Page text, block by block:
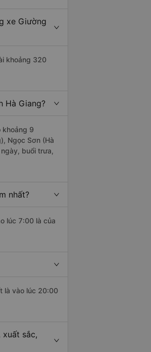
xe Giường
khoảng 320
Hà Giang?
khoảng 9
Ngọc Sơn (Hà
buổi trưa,
nhất?
lúc 7:00 là của
là vào lúc 20:00
sắc,